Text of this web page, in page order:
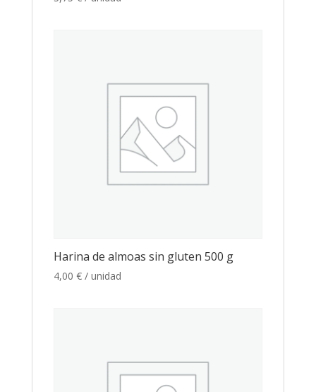
Harina de almoas sin gluten 500 g
4,00 € / unidad